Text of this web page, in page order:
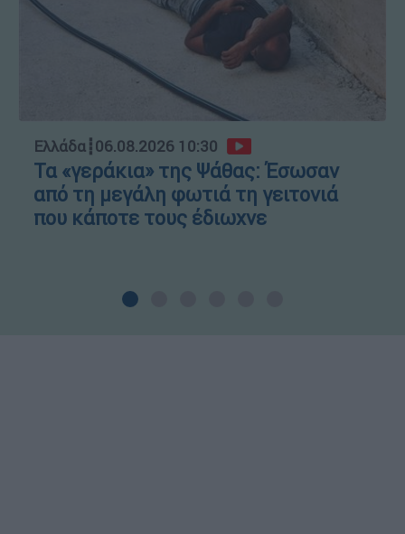
Ελλάδα┋06.08.2026 10:30
Τα «γεράκια» της Ψάθας: Έσωσαν
από τη μεγάλη φωτιά τη γειτονιά
που κάποτε τους έδιωχνε